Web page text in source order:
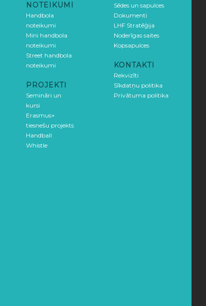
NOTEIKUMI
Handbola
noteikumi
Mini handbola
noteikumi
Street handbola
noteikumi
PROJEKTI
Semināri un
kursi
Erasmus+
tiesnešu projekts
Handball
Whistle
Sēdes un sapulces
Dokumenti
LHF Stratēģija
Noderīgas saites
Kopsapulces
KONTAKTI
Rekvizīti
Sīkdatņu politika
Privātuma politika